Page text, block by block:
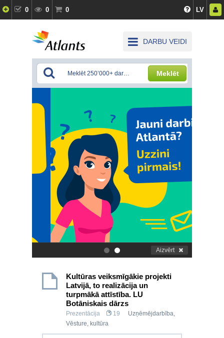
0 0 0 LV
DARBU VEIDI
Meklēt
. Aizvērt
Kultūras veiksmīgākie projekti
Latvijā, to realizācija un
turpmākā attīstība. LU
Botāniskais dārzs
Prezentācija 19 Uzņēmējdarbība,
Vēsture, kultūra